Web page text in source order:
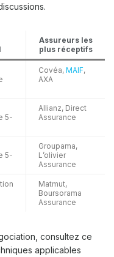
Assureurs les
plus réceptifs
Covéa, MAIF,
AXA
5-
Allianz, Direct
Assurance
5-
Groupama,
L’olivier
Assurance
Matmut,
Boursorama
Assurance
consultez ce
applicables